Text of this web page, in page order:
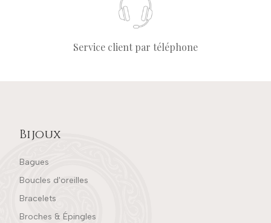
Service client par téléphone
Bijoux
Bagues
Boucles d'oreilles
Bracelets
Broches & Épingles